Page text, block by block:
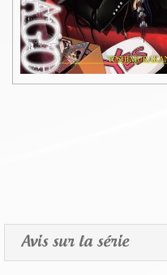
Avis sur la série